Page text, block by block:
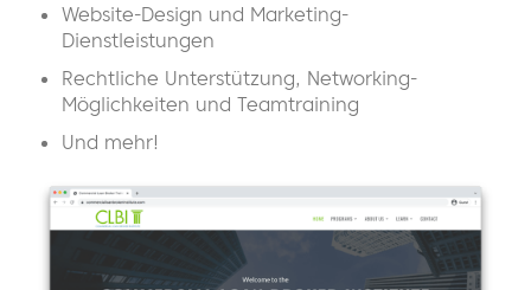
Website-Design und Marketing-
Dienstleistungen
Rechtliche Unterstützung, Networking-
Möglichkeiten und Teamtraining
Und mehr!